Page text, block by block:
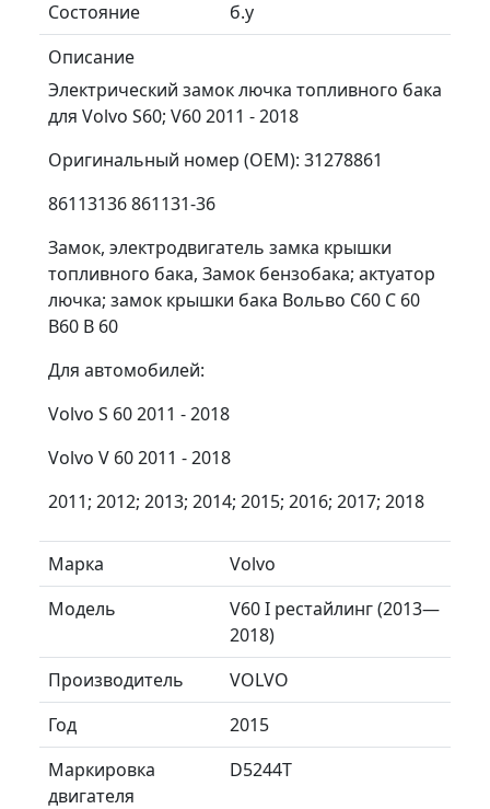
Состояние
б.у
Описание
Электрический замок лючка топливного бака
для Volvo S60; V60 2011 - 2018
Оригинальный номер (OEM): 31278861
86113136 861131-36
Замок, электродвигатель замка крышки
топливного бака, Замок бензобака; актуатор
лючка; замок крышки бака Вольво С60 С 60
В60 В 60
Для автомобилей:
Volvo S 60 2011 - 2018
Volvo V 60 2011 - 2018
2011; 2012; 2013; 2014; 2015; 2016; 2017; 2018
Марка
Volvo
Модель
V60 I рестайлинг (2013—
2018)
Производитель
VOLVO
Год
2015
Маркировка
двигателя
D5244T